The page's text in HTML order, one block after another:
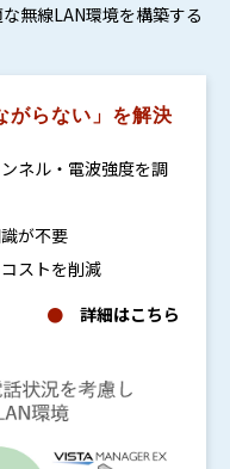
無線LAN環境を構築する
がらない」を解決
ネル・電波強度を調
が不要
ストを削減
●詳細はこちら